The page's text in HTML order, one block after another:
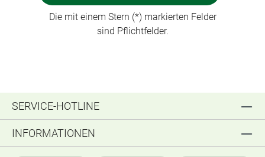
Die mit einem Stern (*) markierten Felder
sind Pflichtfelder.
SERVICE-HOTLINE
INFORMATIONEN